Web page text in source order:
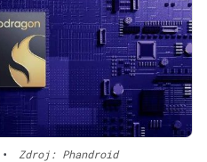
• Zdroj: Phandroid